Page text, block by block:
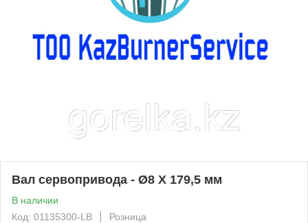
Вал сервопривода - Ø8 X 179,5 мм
В наличии
Код: 01135300-LB
Розница